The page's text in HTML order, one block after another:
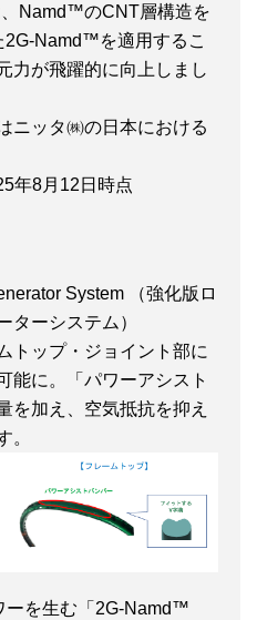
Namd™のCNT層構造を
Namd™を適用するこ
力が飛躍的に向上しまし
ッタ㈱の日本における
年8月12日時点
System （強化版ロ
ターシステム）
トップ・ジョイント部に
能に。「パワーアシスト
を加え、空気抵抗を抑え
。
ーを生む「2G-Namd™